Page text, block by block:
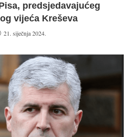
predsjedavajućeg
vijeća Kreševa
21. siječnja 2024.